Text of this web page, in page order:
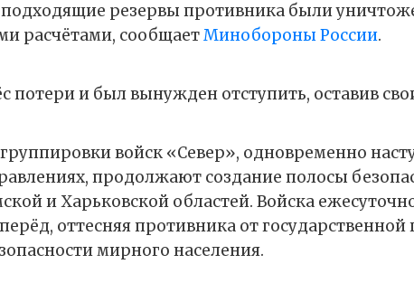
резервы противника были
расчётами, сообщаетМинобороны России.
потери и был вынужден отступить, оставив
войск «Север», одновременно
продолжают создание полосы
и Харьковской областей. Войска
оттесняя противника от
мирного населения.